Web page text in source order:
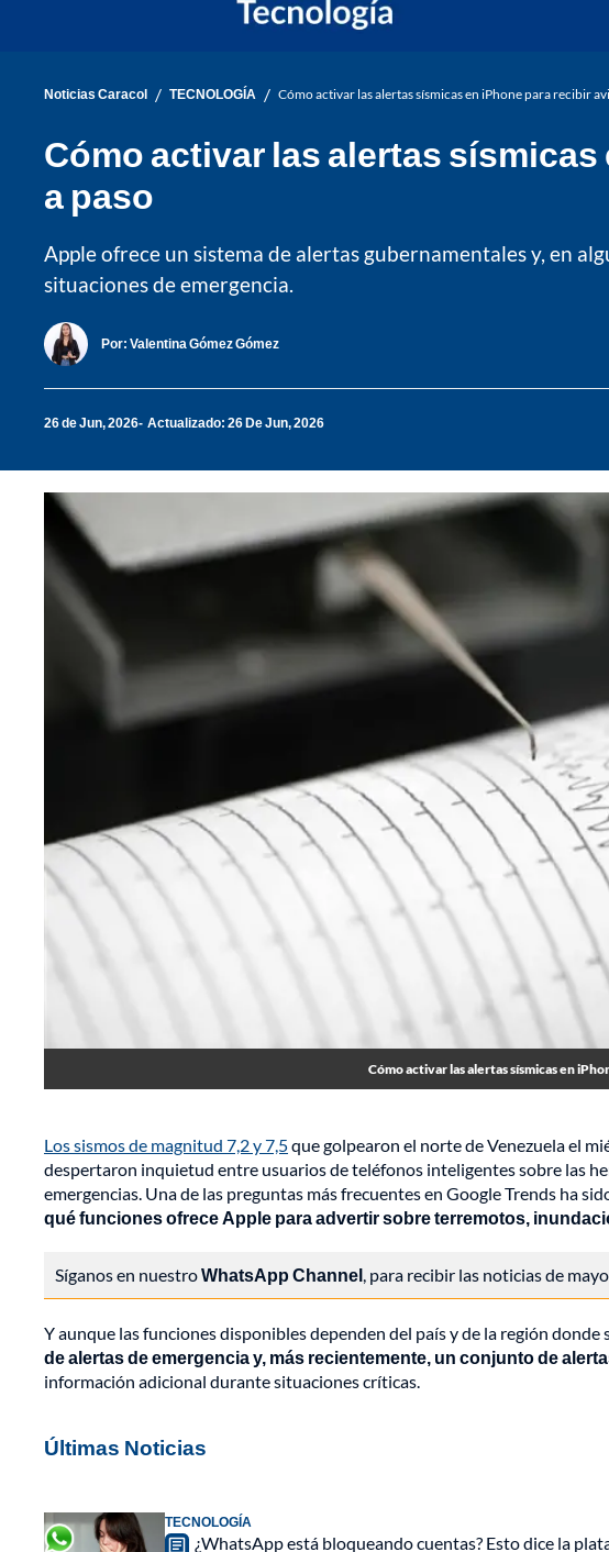
Noticias Caracol / TECNOLOGÍA / Cómo activar las alertas sísmicas en iPhone para recibir
Cómo activar las alertas
a paso
Apple ofrece un sistema de alertas gubernamentales y, en
situaciones de emergencia.
Por: Valentina Gómez Gómez
26 de Jun, 2026 Actualizado: 26 De Jun, 2026
Cómo activar las alertas sísmicas en
Los sismos de magnitud 7,2 y 7,5que golpearon el norte de Venezuela el
despertaron inquietud entre usuarios de teléfonos inteligentes sobre las
emergencias. Una de las preguntas más frecuentes en Google Trends ha
qué funciones ofrece Apple para advertir sobre terremotos,
Síganos en nuestroWhatsApp Channel, para recibir las noticias de
Y aunque las funciones disponibles dependen del país y de la región donde
de alertas de emergencia y, más recientemente, un conjunto de
información adicional durante situaciones críticas.
Últimas Noticias
TECNOLOGÍA
¿WhatsApp está bloqueando cuentas? Esto dice la